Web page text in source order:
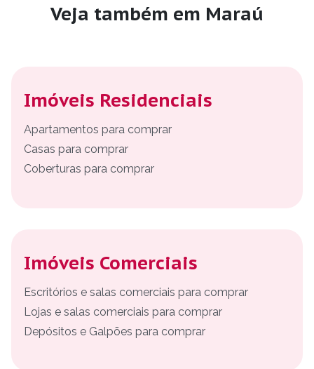
Veja também em Maraú
Imóveis Residenciais
Apartamentos para comprar
Casas para comprar
Coberturas para comprar
Imóveis Comerciais
Escritórios e salas comerciais para comprar
Lojas e salas comerciais para comprar
Depósitos e Galpões para comprar